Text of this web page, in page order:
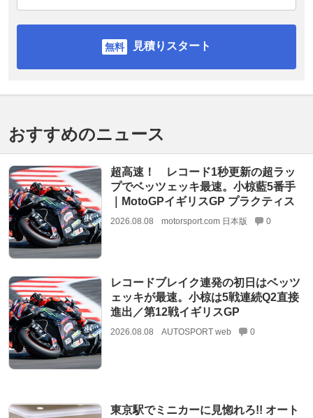
見積りスタート
おすすめのニュース
超高速！ レコード1秒更新の超ラッ
プでベッツェッキ最速。小椋藍5番手
｜MotoGPイギリスGP プラクティス
2026.08.08 motorsport.com 日本版 0
レコードブレイク連発の初日はベッツ
ェッキが最速。小椋は5戦連続Q2直接
進出／第12戦イギリスGP
2026.08.08 AUTOSPORT web 0
東京駅でミニカーに見惚れろ!! オート